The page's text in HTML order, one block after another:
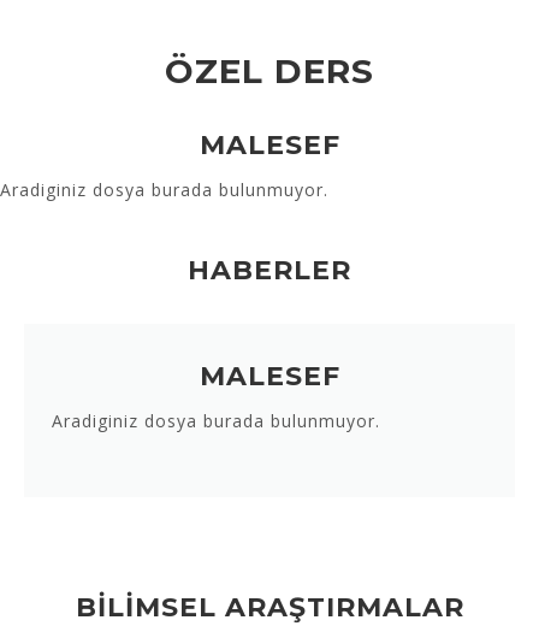
ÖZEL DERS
MALESEF
Aradiginiz dosya burada bulunmuyor.
HABERLER
MALESEF
Aradiginiz dosya burada bulunmuyor.
BİLİMSEL ARAŞTIRMALAR